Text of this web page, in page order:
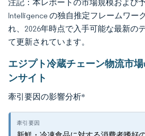
注記：本レポートの市場規模および
Intelligence の独自推定フレームワー
れ、2026年時点で入手可能な最新の
て更新されています。
エジプト冷蔵チェーン物流市
ンサイト
牽引要因の影響分析*